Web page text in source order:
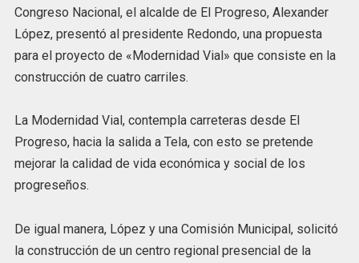
Congreso Nacional, el alcalde de El Progreso, Alexander
López, presentó al presidente Redondo, una propuesta
para el proyecto de «Modernidad Vial» que consiste en la
construcción de cuatro carriles.
La Modernidad Vial, contempla carreteras desde El
Progreso, hacia la salida a Tela, con esto se pretende
mejorar la calidad de vida económica y social de los
progreseños.
De igual manera, López y una Comisión Municipal, solicitó
la construcción de un centro regional presencial de la